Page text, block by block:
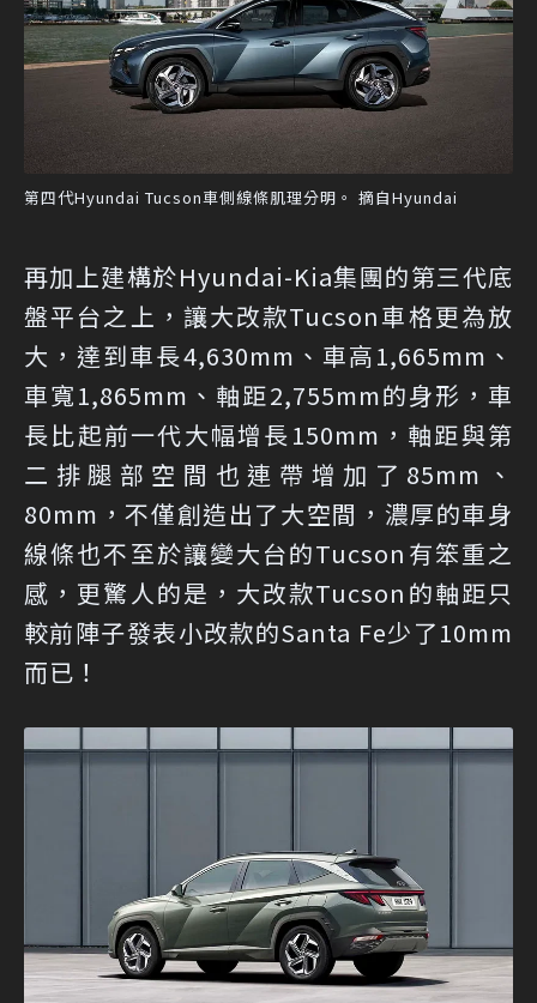
第四代Hyundai Tucson車側線條肌理分明。 摘自Hyundai
再加上建構於Hyundai-Kia集團的第三代底
盤平台之上，讓大改款Tucson車格更為放
大，達到車長4,630mm、車高1,665mm、
車寬1,865mm、軸距2,755mm的身形，車
長比起前一代大幅增長150mm，軸距與第
二排腿部空間也連帶增加了85mm、
80mm，不僅創造出了大空間，濃厚的車身
線條也不至於讓變大台的Tucson有笨重之
感，更驚人的是，大改款Tucson的軸距只
較前陣子發表小改款的Santa Fe少了10mm
而已！